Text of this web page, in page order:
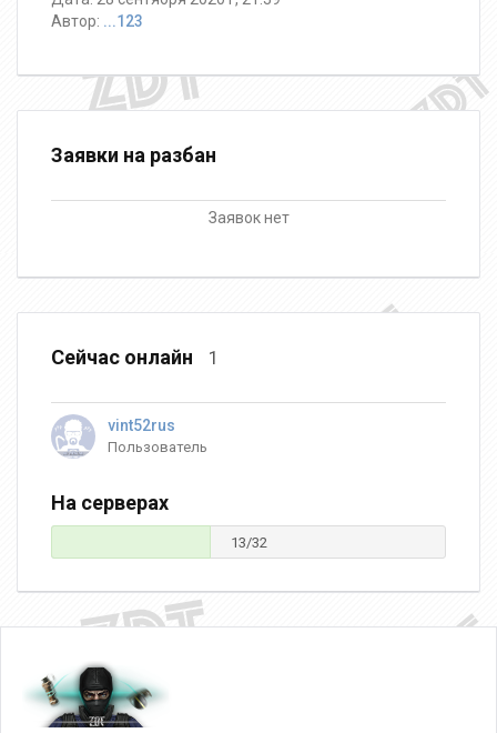
Автор: ...123
Заявки на разбан
Заявок нет
Сейчас онлайн 1
vint52rus
Пользователь
На серверах
13/32